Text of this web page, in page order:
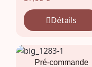
Détails
Pré-commande